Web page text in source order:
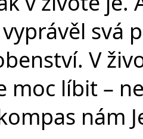
svá
V
moc líbit –
nám